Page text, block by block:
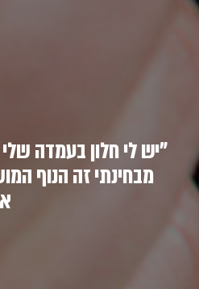
"יש לי חלון בעמדה
מבחינתי זה הנוף